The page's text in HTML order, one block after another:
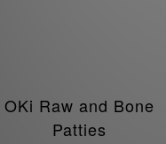
OKi Raw and Bone
Patties